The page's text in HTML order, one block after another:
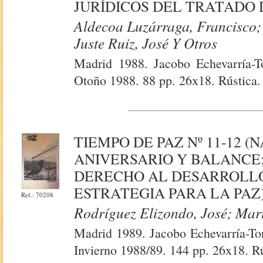
JURÍDICOS DEL TRATADO
Aldecoa Luzárraga,
Juste Ruiz, José Y Otros
Madrid 1988. Jacobo
Otoño 1988. 88 pp. 26x18.
Ref.: 70208
TIEMPO DE PAZ Nº 11-12
ANIVERSARIO Y
DERECHO AL
ESTRATEGIA PARA LA
Rodríguez Elizondo, José;
Madrid 1989. Jacobo Echevarría-
Invierno 1988/89. 144 pp. 26x18.